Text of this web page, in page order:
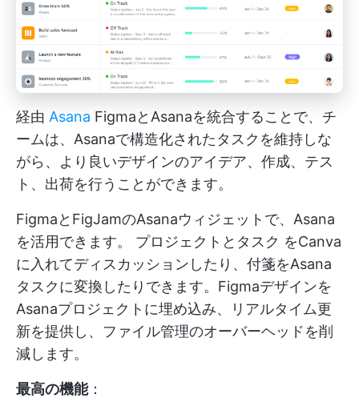
経由 Asana FigmaとAsanaを統合することで、チ
ームは、Asanaで構造化されたタスクを維持しな
がら、より良いデザインのアイデア、作成、テス
ト、出荷を行うことができます。
FigmaとFigJamのAsanaウィジェットで、Asana
を活用できます。 プロジェクトとタスク をCanva
に入れてディスカッションしたり、付箋をAsana
タスクに変換したりできます。Figmaデザインを
Asanaプロジェクトに埋め込み、リアルタイム更
新を提供し、ファイル管理のオーバーヘッドを削
減します。
最高の機能：